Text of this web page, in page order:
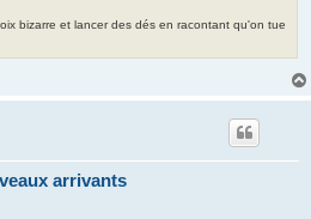
bizarre et lancer des dés en racontant qu'on tue
arrivants